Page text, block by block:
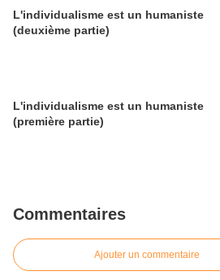
L'individualisme est un humaniste
(deuxième partie)
L'individualisme est un humaniste
(première partie)
Commentaires
Ajouter un commentaire